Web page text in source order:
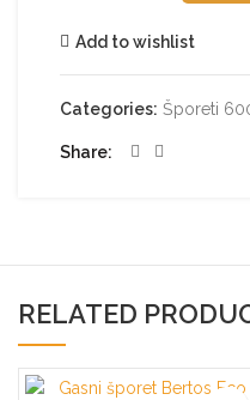
Add to wishlist
Categories: Šporeti
Share
RELATED